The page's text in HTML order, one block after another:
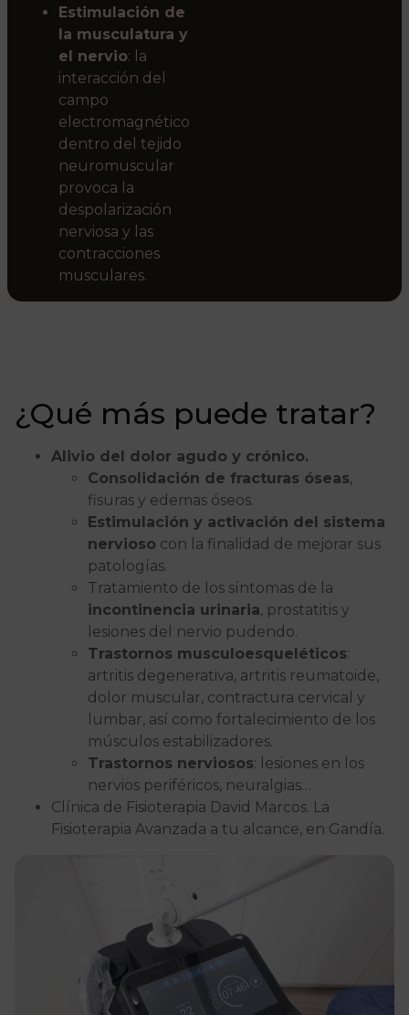
Estimulación de
la musculatura y
el nervio: la
interacción del
campo
electromagnético
dentro del tejido
neuromuscular
provoca la
despolarización
nerviosa y las
contracciones
musculares.
¿Qué más puede tratar?
Alivio del dolor agudo y crónico.
Consolidación de fracturas óseas,
fisuras y edemas óseos.
Estimulación y activación del sistema
nervioso con la finalidad de mejorar sus
patologías.
Tratamiento de los síntomas de la
incontinencia urinaria, prostatitis y
lesiones del nervio pudendo.
Trastornos musculoesqueléticos:
artritis degenerativa, artritis reumatoide,
dolor muscular, contractura cervical y
lumbar, así como fortalecimiento de los
músculos estabilizadores.
Trastornos nerviosos: lesiones en los
nervios periféricos, neuralgias…
Clínica de Fisioterapia David Marcos. La
Fisioterapia Avanzada a tu alcance, en Gandía.